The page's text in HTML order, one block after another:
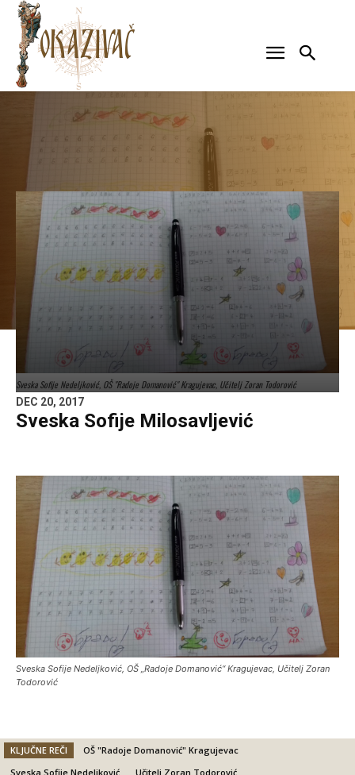
Sveska Sofije Nedeljković, OŠ "Radoje Domanović" Kragujevac, Učitelj Zoran Todorović
DEC 20, 2017
Sveska Sofije Milosavljević
Sveska Sofije Nedeljković, OŠ „Radoje Domanović“ Kragujevac, Učitelj Zoran
Todorović
KLJUČNE REČI
OŠ "Radoje Domanović" Kragujevac
Sveska Sofije Nedeljković
Učitelj Zoran Todorović